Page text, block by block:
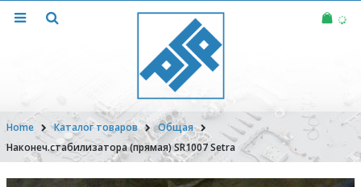
Home Каталог товаров
Общая
Наконеч.стабилизатора (прямая) SR1007 Setra